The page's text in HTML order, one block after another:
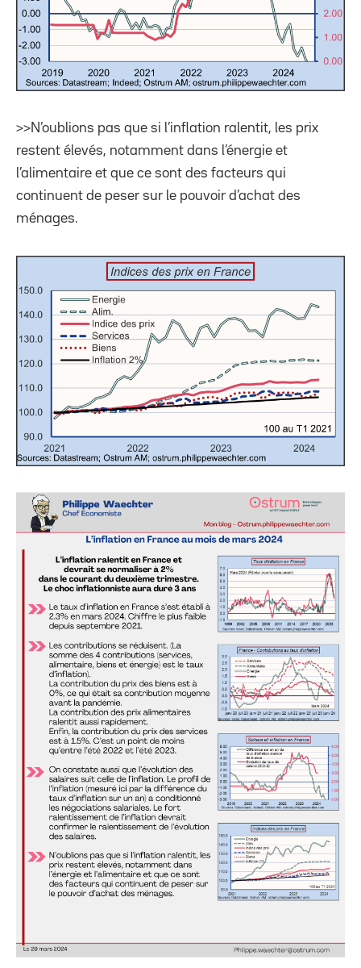
>>N’oublions pas que si l’inflation ralentit, les prix
restent élevés, notamment dans l’énergie et
l’alimentaire et que ce sont des facteurs qui
continuent de peser sur le pouvoir d’achat des
ménages.